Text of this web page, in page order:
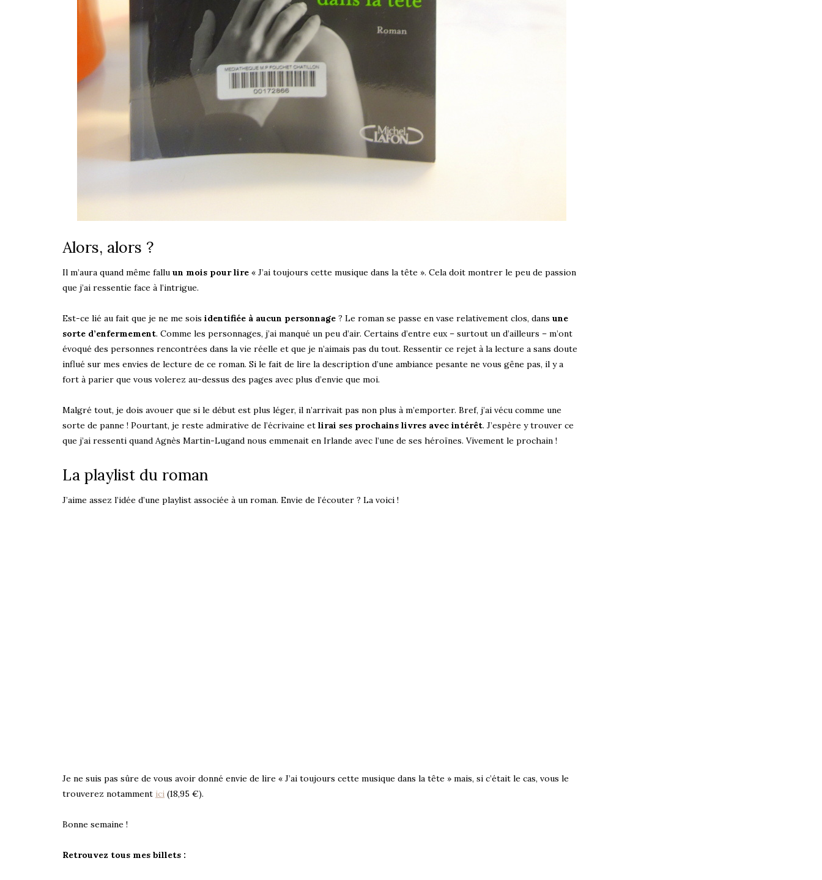
Alors, alors ?
Il m’aura quand même fallu un mois pour lire « J’ai toujours cette musique dans la tête ». Cela doit montrer le peu de passion
que j’ai ressentie face à l’intrigue.
Est-ce lié au fait que je ne me sois identifiée à aucun personnage ? Le roman se passe en vase relativement clos, dans une
sorte d’enfermement. Comme les personnages, j’ai manqué un peu d’air. Certains d’entre eux – surtout un d’ailleurs – m’ont
évoqué des personnes rencontrées dans la vie réelle et que je n’aimais pas du tout. Ressentir ce rejet à la lecture a sans doute
influé sur mes envies de lecture de ce roman. Si le fait de lire la description d’une ambiance pesante ne vous gêne pas, il y a
fort à parier que vous volerez au-dessus des pages avec plus d’envie que moi.
Malgré tout, je dois avouer que si le début est plus léger, il n’arrivait pas non plus à m’emporter. Bref, j’ai vécu comme une
sorte de panne ! Pourtant, je reste admirative de l’écrivaine et lirai ses prochains livres avec intérêt. J’espère y trouver ce
que j’ai ressenti quand Agnès Martin-Lugand nous emmenait en Irlande avec l’une de ses héroïnes. Vivement le prochain !
La playlist du roman
J’aime assez l’idée d’une playlist associée à un roman. Envie de l’écouter ? La voici !
Je ne suis pas sûre de vous avoir donné envie de lire « J’ai toujours cette musique dans la tête » mais, si c’était le cas, vous le
trouverez notamment ici (18,95 €).
Bonne semaine !
Retrouvez tous mes billets :